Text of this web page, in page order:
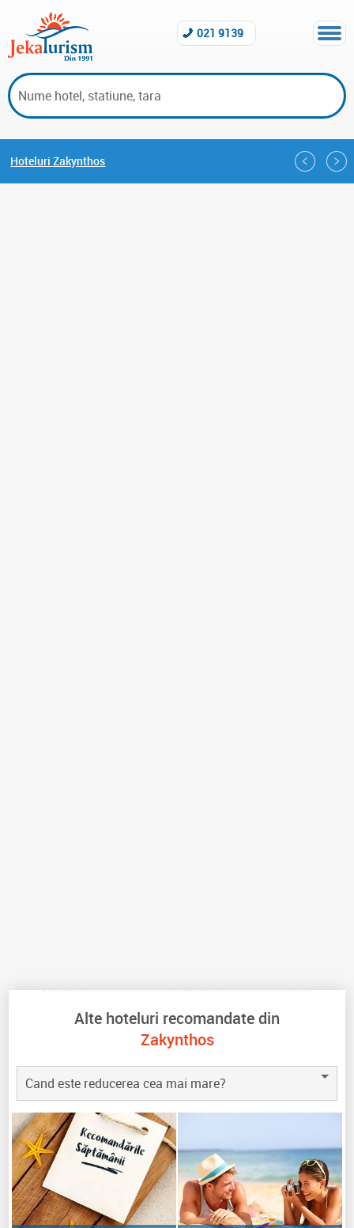
021 9139
Hoteluri Zakynthos
Alte hoteluri recomandate din
Zakynthos
Cand este reducerea cea mai mare?